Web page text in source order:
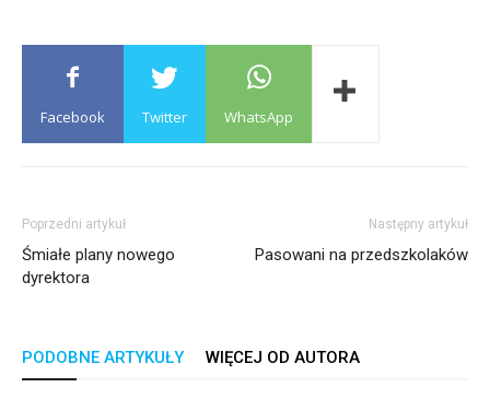
Facebook Twitter WhatsApp
Poprzedni artykuł
Śmiałe plany nowego
dyrektora
Następny artykuł
Pasowani na przedszkolaków
PODOBNE ARTYKUŁY WIĘCEJ OD AUTORA